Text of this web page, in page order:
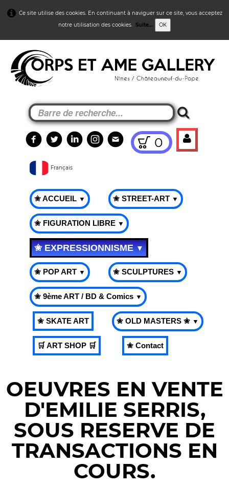
Ce site utilise des cookies. En continuant à naviguer sur ce site, vous acceptez
notre utilisation des cookies. Suite... OK
0
Français
✬ ACCUEIL ▼ ✬ STREET-ART ▼
✬ FIGURATION LIBRE ▼
✬ EXPRESSIONNISME▼
✬ POP ART ▼ ✬ SCULPTURES ▼
✬ 9ème ART / BD & Comics ▼
✬ SKATE ART ✬ OLD MASTERS ✬ ▼
🛒 ART SHOP 🛒 ✬ Contact
OEUVRES EN VENTE
D'EMILIE SERRIS,
SOUS RESERVE DE
TRANSACTIONS EN
COURS.